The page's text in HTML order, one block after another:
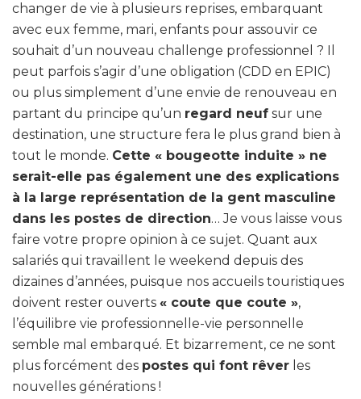
changer de vie à plusieurs reprises, embarquant
avec eux femme, mari, enfants pour assouvir ce
souhait d’un nouveau challenge professionnel ? Il
peut parfois s’agir d’une obligation (CDD en EPIC)
ou plus simplement d’une envie de renouveau en
partant du principe qu’un regard neuf sur une
destination, une structure fera le plus grand bien à
tout le monde. Cette « bougeotte induite » ne
serait-elle pas également une des explications
à la large représentation de la gent masculine
dans les postes de direction… Je vous laisse vous
faire votre propre opinion à ce sujet. Quant aux
salariés qui travaillent le weekend depuis des
dizaines d’années, puisque nos accueils touristiques
doivent rester ouverts « coute que coute »,
l’équilibre vie professionnelle-vie personnelle
semble mal embarqué. Et bizarrement, ce ne sont
plus forcément des postes qui font rêver les
nouvelles générations !